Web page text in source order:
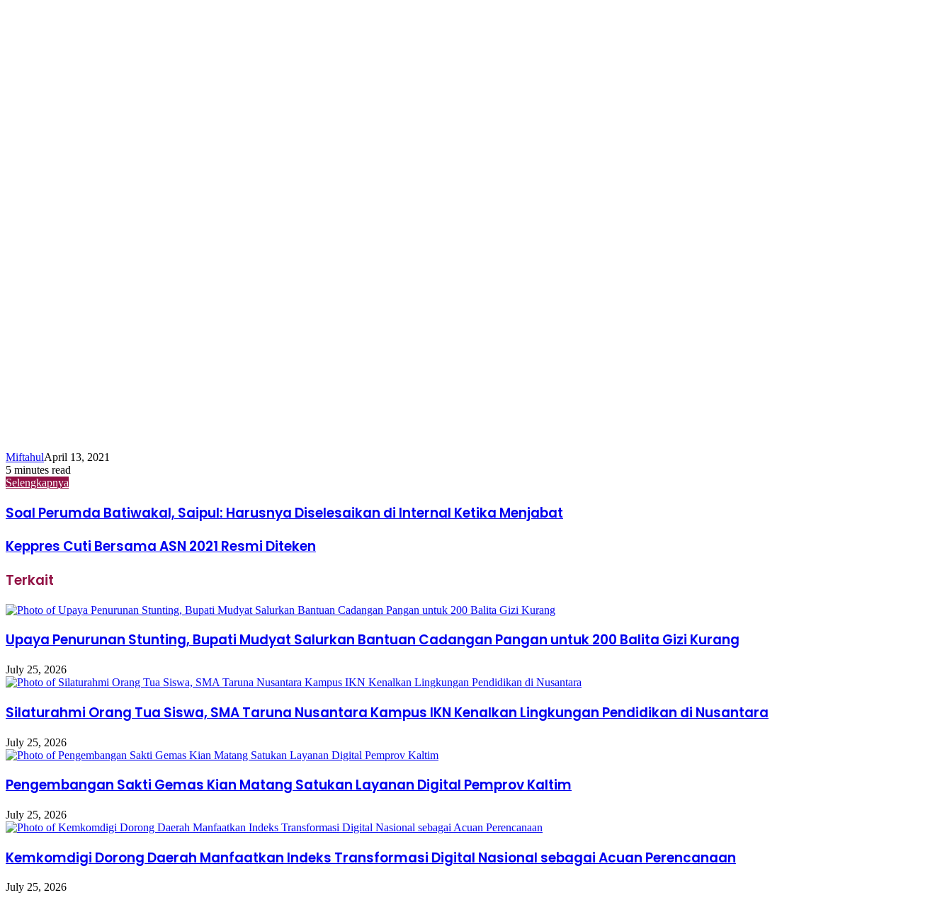
MiftahulApril 13, 2021
5 minutes read
Selengkapnya
Soal Perumda Batiwakal, Saipul: Harusnya Diselesaikan di Internal Ketika Menjabat
Keppres Cuti Bersama ASN 2021 Resmi Diteken
Terkait
Upaya Penurunan Stunting, Bupati Mudyat Salurkan Bantuan Cadangan Pangan untuk 200 Balita Gizi Kurang
July 25, 2026
Silaturahmi Orang Tua Siswa, SMA Taruna Nusantara Kampus IKN Kenalkan Lingkungan Pendidikan di Nusantara
July 25, 2026
Pengembangan Sakti Gemas Kian Matang Satukan Layanan Digital Pemprov Kaltim
July 25, 2026
Kemkomdigi Dorong Daerah Manfaatkan Indeks Transformasi Digital Nasional sebagai Acuan Perencanaan
July 25, 2026